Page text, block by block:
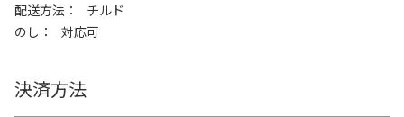
配送方法
チルド
のし
対応可
決済方法